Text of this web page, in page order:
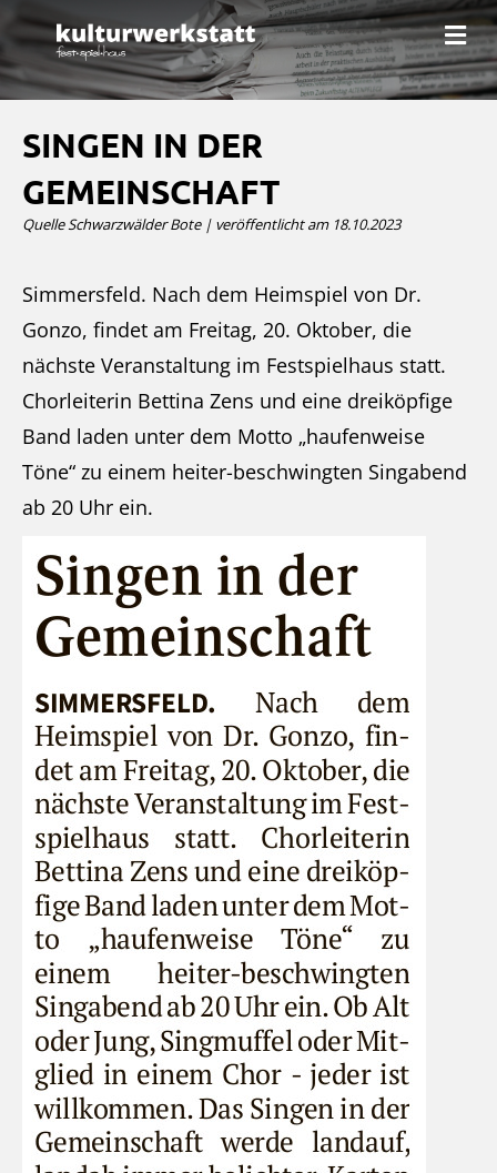
N
a
v
i
SINGEN IN DER
GEMEINSCHAFT
Quelle Schwarzwälder Bote | veröffentlicht am 18.10.2023
Simmersfeld. Nach dem Heimspiel von Dr.
Gonzo, findet am Freitag, 20. Oktober, die
nächste Veranstaltung im Festspielhaus statt.
Chorleiterin Bettina Zens und eine dreiköpfige
Band laden unter dem Motto „haufenweise
Töne“ zu einem heiter-beschwingten Singabend
ab 20 Uhr ein.